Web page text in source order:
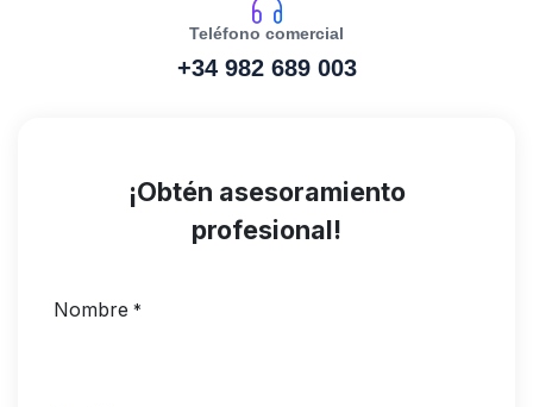
Teléfono comercial
+34 982 689 003